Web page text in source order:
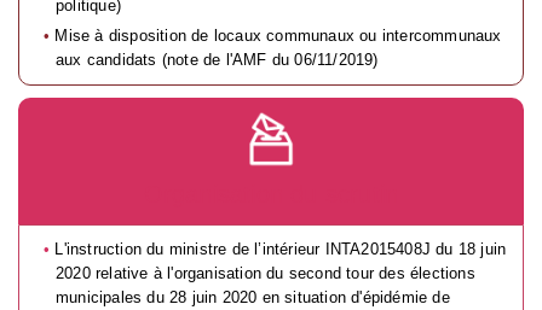
politique)
Mise à disposition de locaux communaux ou intercommunaux
aux candidats (note de l'AMF du 06/11/2019)
L'instruction du ministre de l’intérieur INTA2015408J du 18 juin
2020 relative à l'organisation du second tour des élections
municipales du 28 juin 2020 en situation d'épidémie de